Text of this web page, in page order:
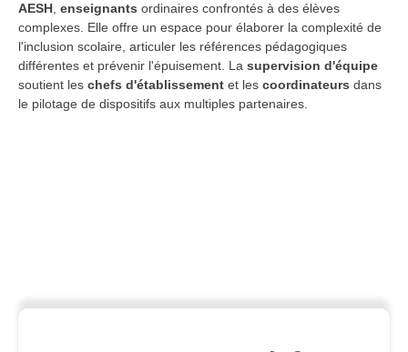
AESH, enseignants ordinaires confrontés à des élèves
complexes. Elle offre un espace pour élaborer la complexité de
l'inclusion scolaire, articuler les références pédagogiques
différentes et prévenir l'épuisement. La supervision d'équipe
soutient les chefs d'établissement et les coordinateurs dans
le pilotage de dispositifs aux multiples partenaires.